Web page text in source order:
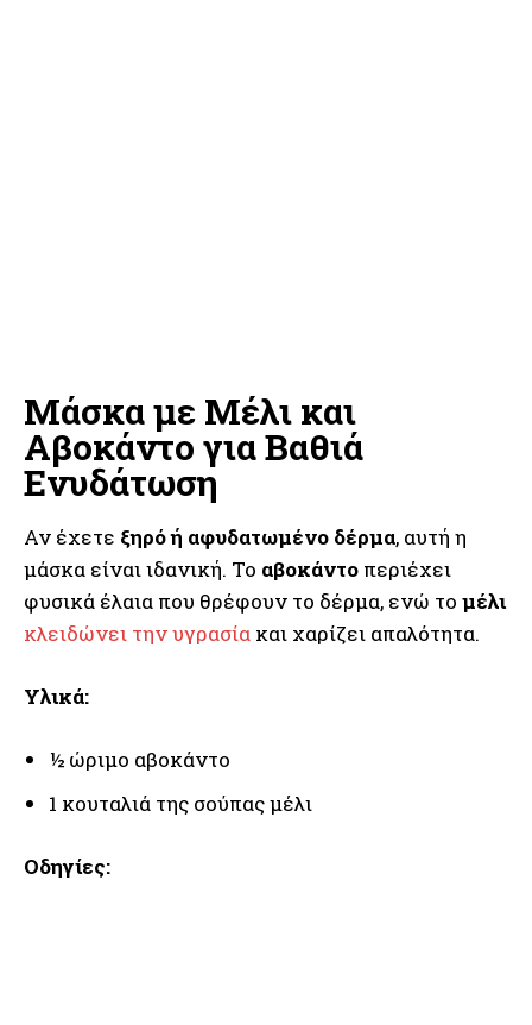
Μάσκα με Μέλι και
Αβοκάντο για Βαθιά
Ενυδάτωση
Αν έχετε ξηρό ή αφυδατωμένο δέρμα, αυτή η
μάσκα είναι ιδανική. Το αβοκάντο περιέχει
φυσικά έλαια που θρέφουν το δέρμα, ενώ το μέλι
κλειδώνει την υγρασία και χαρίζει απαλότητα.
Υλικά:
½ ώριμο αβοκάντο
1 κουταλιά της σούπας μέλι
Οδηγίες: